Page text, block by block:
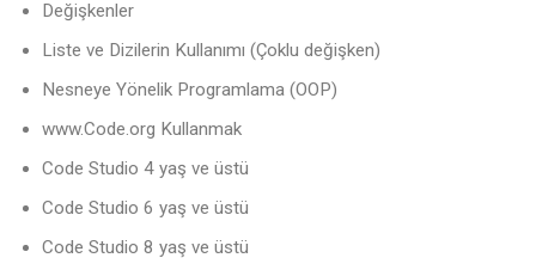
Değişkenler
Liste ve Dizilerin Kullanımı (Çoklu değişken)
Nesneye Yönelik Programlama (OOP)
www.Code.org Kullanmak
Code Studio 4 yaş ve üstü
Code Studio 6 yaş ve üstü
Code Studio 8 yaş ve üstü